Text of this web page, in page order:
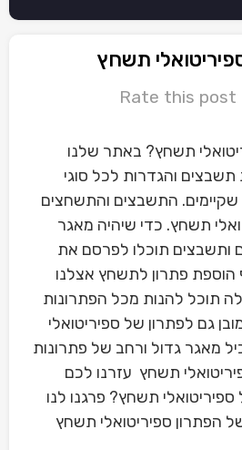
תשחץ
Rate this post
תשחץ? באתר שלנו
תשבצים והגדרות לכל סוגי
התשבצים והתשחצים
תשחץ. כדי שיהיה מאגר
ותשבצים תוכלו לפרסם את
פתרון לתשחץ אצלנו
תוכל להנות מכל הפתרונות
גם לפתרון של ספיריטואלי
מאגר גדול ורחב של פתרונות
תשחץ עזרנו לכם
תשחץ? פרגנו לנו
הפתרון ספיריטואלי תשחץ